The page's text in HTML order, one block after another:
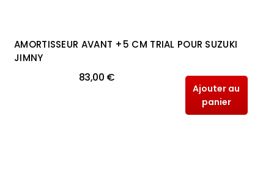
AMORTISSEUR AVANT +5 CM TRIAL POUR SUZUKI
JIMNY
83,00 €
Ajouter au
panier